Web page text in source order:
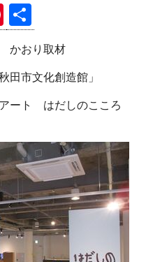
Pi
nt
er
es
t
有
かおり取材
市文化創造館」
ート はだしのこころ